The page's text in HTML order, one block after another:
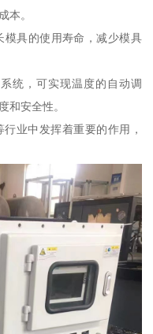
本。
模具的使用寿命，减少模具
统，可实现温度的自动调
和安全性。
业中发挥着重要的作用，